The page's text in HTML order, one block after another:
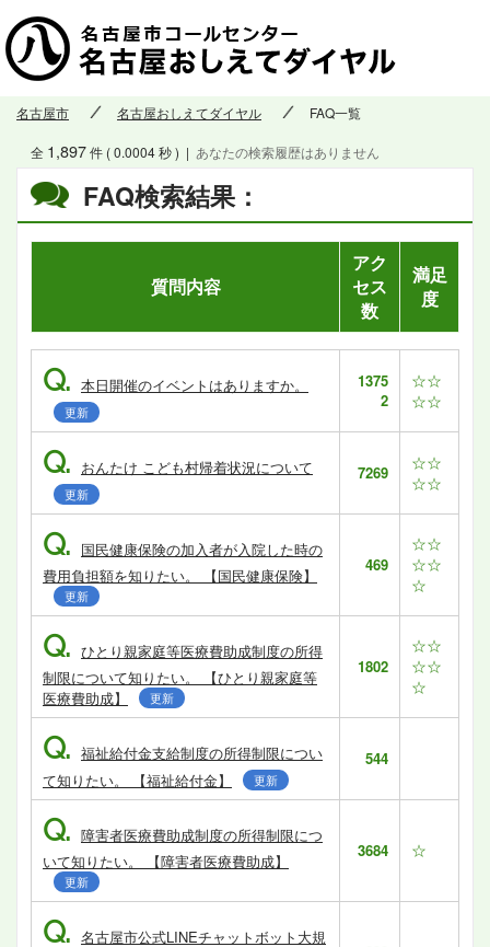
名古屋市 名古屋おしえてダイヤル FAQ一覧
FAQ検索結果：
全 1,897件 ( 0.0004 秒 ) | あなたの検索履歴はありません
質問内容
アク
セス
数
満足
度
Q. 本日開催のイベントはありますか。
更新
1375
2
☆☆
☆☆
Q. おんたけ こども村帰着状況について
更新
7269
☆☆
☆☆
Q. 国民健康保険の加入者が入院した時の
費用負担額を知りたい。 【国民健康保険】
更新
469
☆☆
☆☆
☆
Q. ひとり親家庭等医療費助成制度の所得
制限について知りたい。 【ひとり親家庭等
医療費助成】
更新
1802
☆☆
☆☆
☆
Q. 福祉給付金支給制度の所得制限につい
て知りたい。 【福祉給付金】
更新
544
Q. 障害者医療費助成制度の所得制限につ
いて知りたい。 【障害者医療費助成】
更新
3684 ☆
Q. 名古屋市公式LINEチャットボット大規